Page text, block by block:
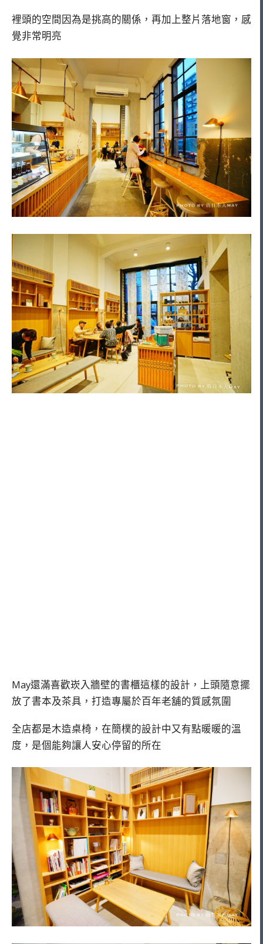
裡頭的空間因為是挑高的關係，再加上整片落地窗，感
覺非常明亮
May還滿喜歡崁入牆壁的書櫃這樣的設計，上頭隨意擺
放了書本及茶具，打造專屬於百年老舖的質感氛圍
全店都是木造桌椅，在簡樸的設計中又有點暖暖的溫
度，是個能夠讓人安心停留的所在